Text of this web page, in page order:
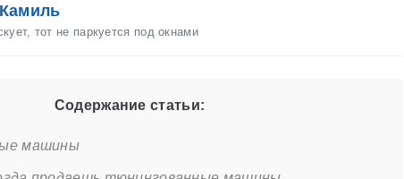
тот не паркуется под окнами
Содержание статьи:
машины